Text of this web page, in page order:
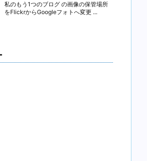
私のもう1つのブログ の画像の保管場所
をFlickrからGoogleフォトへ変更 ...